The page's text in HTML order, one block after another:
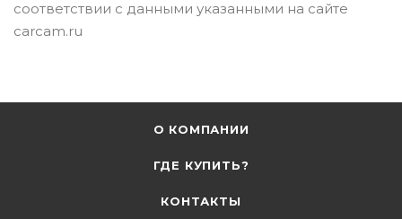
соответствии с данными указанными на сайте
carcam.ru
О КОМПАНИИ
ГДЕ КУПИТЬ?
КОНТАКТЫ